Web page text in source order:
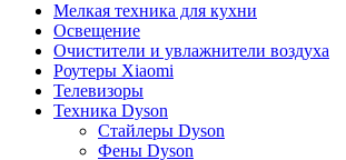
Мелкая техника для кухни
Освещение
Очистители и увлажнители воздуха
Роутеры Xiaomi
Телевизоры
Техника Dyson
Стайлеры Dyson
Фены Dyson